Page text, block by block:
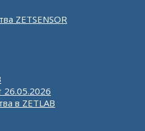
ZETSENSOR
26.05.2026
в ZETLAB